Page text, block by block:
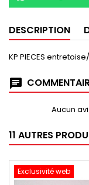
DESCRIPTION
KP PIECES
Aucun
11 AUTRES
Exclusivité web